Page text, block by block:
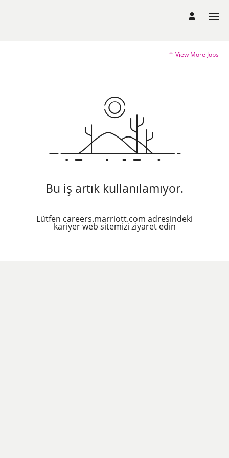
View More Jobs
Bu iş artık kullanılamıyor.
Lütfen careers.marriott.com adresindeki
kariyer web sitemizi ziyaret edin